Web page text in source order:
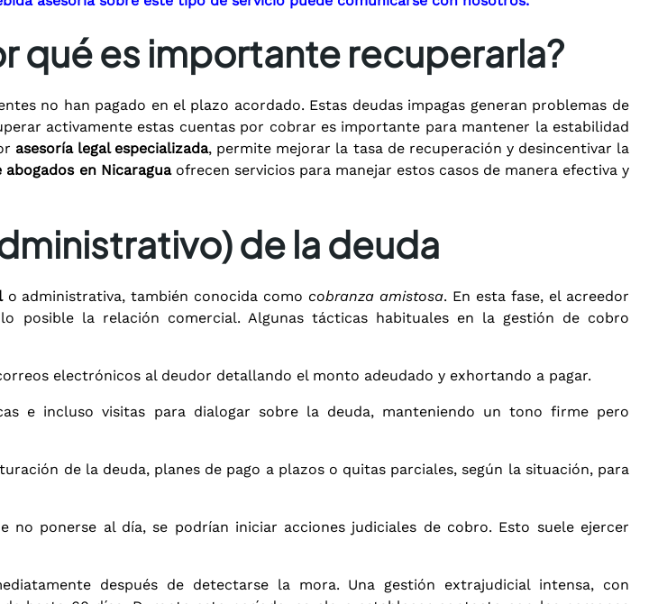
qué es importante recuperarla?
no han pagado en el plazo acordado. Estas deudas impagas generan problemas de
activamente estas cuentas por cobrar es importante para mantener la estabilidad
asesoría legal especializada, permite mejorar la tasa de recuperación y desincentivar la
abogados en Nicaraguaofrecen servicios para manejar estos casos de manera efectiva y
de la deuda
o administrativa, también conocida como cobranza amistosa. En esta fase, el acreedor
posible la relación comercial. Algunas tácticas habituales en la gestión de cobro
electrónicos al deudor detallando el monto adeudado y exhortando a pagar.
e incluso visitas para dialogar sobre la deuda, manteniendo un tono firme pero
de la deuda, planes de pago a plazos o quitas parciales, según la situación, para
no ponerse al día, se podrían iniciar acciones judiciales de cobro. Esto suele ejercer
después de detectarse la mora. Una gestión extrajudicial intensa, con